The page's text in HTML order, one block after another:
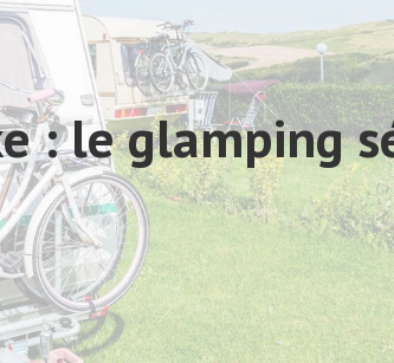
: le glamping